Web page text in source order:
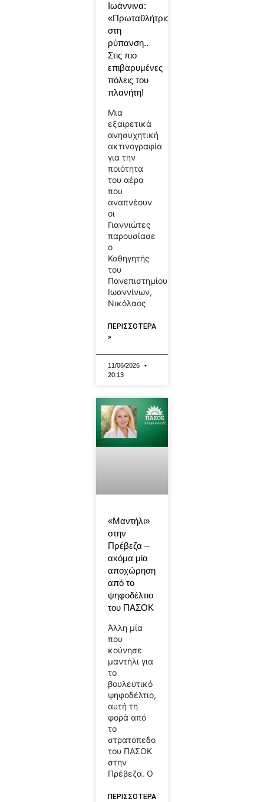
Ιωάννινα:
«Πρωταθλήτρια»
στη
ρύπανση..
Στις πιο
επιβαρυμένες
πόλεις του
πλανήτη!
Μια
εξαιρετικά
ανησυχητική
ακτινογραφία
για την
ποιότητα
του αέρα
που
αναπνέουν
οι
Γιαννιώτες
παρουσίασε
ο
Καθηγητής
του
Πανεπιστημίου
Ιωαννίνων,
Νικόλαος
ΠΕΡΙΣΣΟΤΕΡΑ
»
11/06/2026
20:13
«Μαντήλι»
στην
Πρέβεζα –
ακόμα μία
αποχώρηση
από το
ψηφοδέλτιο
του ΠΑΣΟΚ
Άλλη μία
που
κούνησε
μαντήλι για
το
βουλευτικό
ψηφοδέλτιο,
αυτή τη
φορά από
το
στρατόπεδο
του ΠΑΣΟΚ
στην
Πρέβεζα. Ο
ΠΕΡΙΣΣΟΤΕΡΑ